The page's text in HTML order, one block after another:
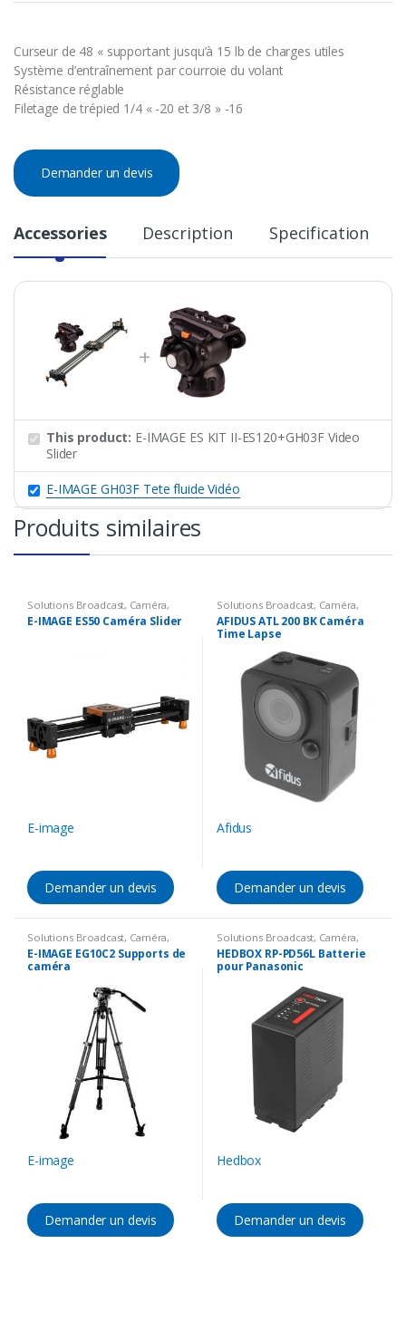
Curseur de 48 « supportant jusqu’à 15 lb de charges utiles
Système d’entraînement par courroie du volant
Résistance réglable
Filetage de trépied 1/4 « -20 et 3/8 » -16
Demander un devis
Accessories Description Specification
This product: E-IMAGE ES KIT II-ES120+GH03F Video
Slider
E-IMAGE GH03F Tete fluide Vidéo
Produits similaires
Solutions Broadcast, Caméra,
Accessoires Caméra Support
E-IMAGE ES50 Caméra Slider
E-image
Demander un devis
Solutions Broadcast, Caméra,
Caméra time laps
AFIDUS ATL 200 BK Caméra
Time Lapse
Afidus
Demander un devis
Solutions Broadcast, Caméra,
Accessoires Caméra, Support
E-IMAGE EG10C2 Supports de
caméra
E-image
Demander un devis
Solutions Broadcast, Caméra,
Accessoires Caméra Batterie &
Chargeur
HEDBOX RP-PD56L Batterie
pour Panasonic
Hedbox
Demander un devis